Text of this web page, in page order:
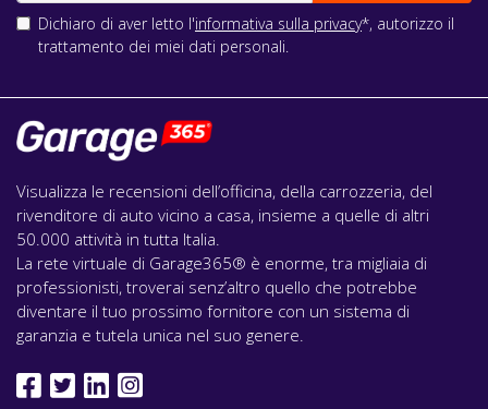
Dichiaro di aver letto l'informativa sulla privacy*, autorizzo il
trattamento dei miei dati personali.
Visualizza le recensioni dell’officina, della carrozzeria, del
rivenditore di auto vicino a casa, insieme a quelle di altri
50.000 attività in tutta Italia.
La rete virtuale di Garage365® è enorme, tra migliaia di
professionisti, troverai senz’altro quello che potrebbe
diventare il tuo prossimo fornitore con un sistema di
garanzia e tutela unica nel suo genere.